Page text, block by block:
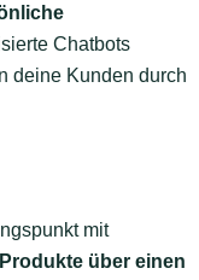
Chatbots
deine Kunden durch
mit
über einen